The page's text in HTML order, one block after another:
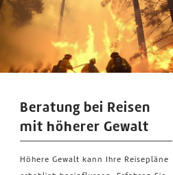
Beratung bei Reisen
mit höherer Gewalt
Höhere Gewalt kann Ihre Reisepläne